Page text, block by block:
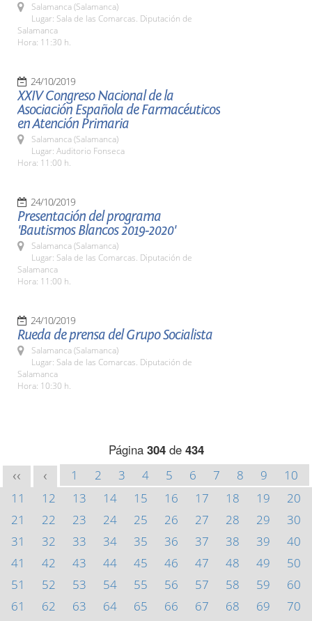
Salamanca (Salamanca)
Lugar: Sala de las Comarcas. Diputación de
Salamanca
Hora: 11:30 h.
24/10/2019
XXIV Congreso Nacional de la
Asociación Española de Farmacéuticos
en Atención Primaria
Salamanca (Salamanca)
Lugar: Auditorio Fonseca
Hora: 11:00 h.
24/10/2019
Presentación del programa
'Bautismos Blancos 2019-2020'
Salamanca (Salamanca)
Lugar: Sala de las Comarcas. Diputación de
Salamanca
Hora: 11:00 h.
24/10/2019
Rueda de prensa del Grupo Socialista
Salamanca (Salamanca)
Lugar: Sala de las Comarcas. Diputación de
Salamanca
Hora: 10:30 h.
Página 304de 434
<< < 1 2 3 4 5 6 7 8 9
10
11
12 13 14 15 16 17 18 19
20
21
22 23 24 25 26 27 28 29
30
31
32 33 34 35 36 37 38 39
40
41
42 43 44 45 46 47 48 49
50
51
52 53 54 55 56 57 58 59
60
61
62 63 64 65 66 67 68 69
70